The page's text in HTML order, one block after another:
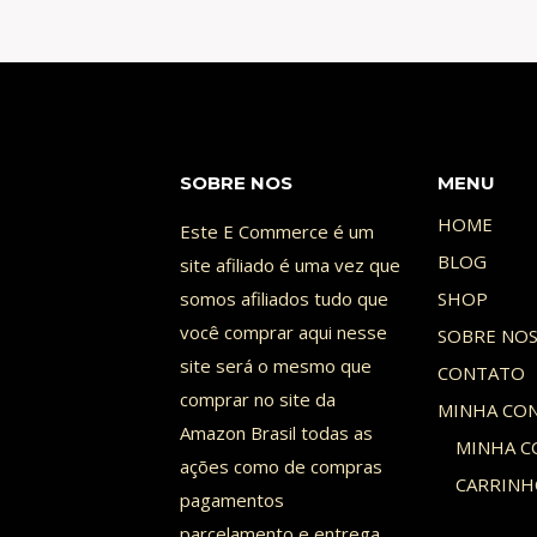
NA
FIXA?
SOBRE NOS
Este E Commerce é um
site afiliado é uma vez que
somos afiliados tudo que
você comprar aqui nesse
site será o mesmo que
comprar no site da
Amazon Brasil todas as
ações como de compras
pagamentos
MENU
HOME
BLOG
SHOP
SOBRE NOS
CONTATO
MINHA
MINHA